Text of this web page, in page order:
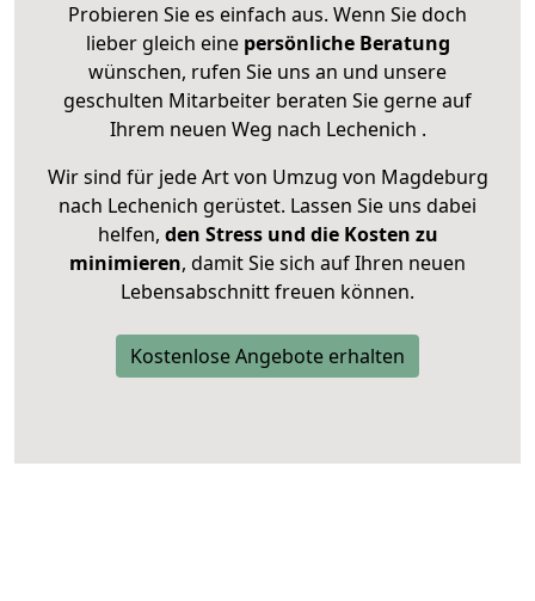
Probieren Sie es einfach aus. Wenn Sie doch
lieber gleich eine persönliche Beratung
wünschen, rufen Sie uns an und unsere
geschulten Mitarbeiter beraten Sie gerne auf
Ihrem neuen Weg nach Lechenich .
Wir sind für jede Art von Umzug von Magdeburg
nach Lechenich gerüstet. Lassen Sie uns dabei
helfen, den Stress und die Kosten zu
minimieren, damit Sie sich auf Ihren neuen
Lebensabschnitt freuen können.
Kostenlose Angebote erhalten